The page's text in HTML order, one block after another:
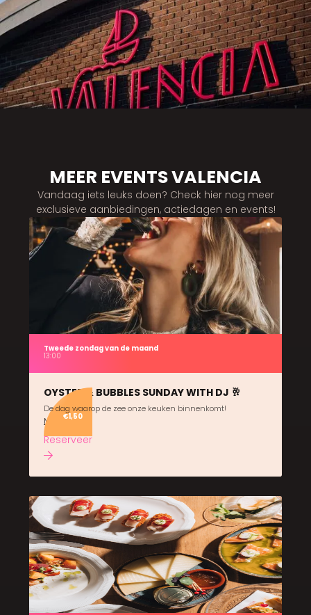
MEER EVENTS VALENCIA
Vandaag iets leuks doen? Check hier nog meer
exclusieve aanbiedingen, actiedagen en events!
Tweede zondag van de maand
13:00
€1,50
OYSTER & BUBBLES SUNDAY WITH DJ 🥂
De dag waarop de zee onze keuken binnenkomt!
Meer info
Reserveer